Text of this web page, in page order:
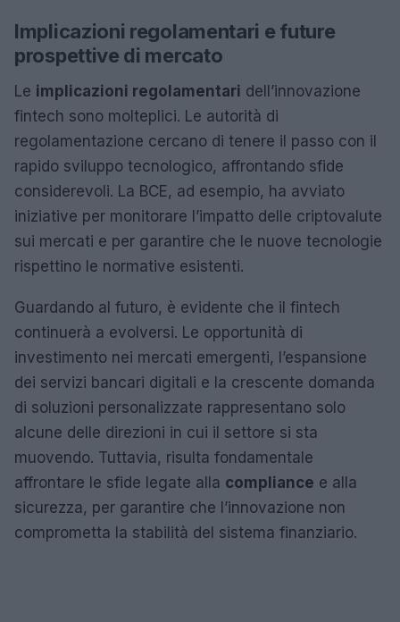
Implicazioni regolamentari e future
prospettive di mercato
Le implicazioni regolamentari dell’innovazione
fintech sono molteplici. Le autorità di
regolamentazione cercano di tenere il passo con il
rapido sviluppo tecnologico, affrontando sfide
considerevoli. La BCE, ad esempio, ha avviato
iniziative per monitorare l’impatto delle criptovalute
sui mercati e per garantire che le nuove tecnologie
rispettino le normative esistenti.
Guardando al futuro, è evidente che il fintech
continuerà a evolversi. Le opportunità di
investimento nei mercati emergenti, l’espansione
dei servizi bancari digitali e la crescente domanda
di soluzioni personalizzate rappresentano solo
alcune delle direzioni in cui il settore si sta
muovendo. Tuttavia, risulta fondamentale
affrontare le sfide legate alla compliance e alla
sicurezza, per garantire che l’innovazione non
comprometta la stabilità del sistema finanziario.